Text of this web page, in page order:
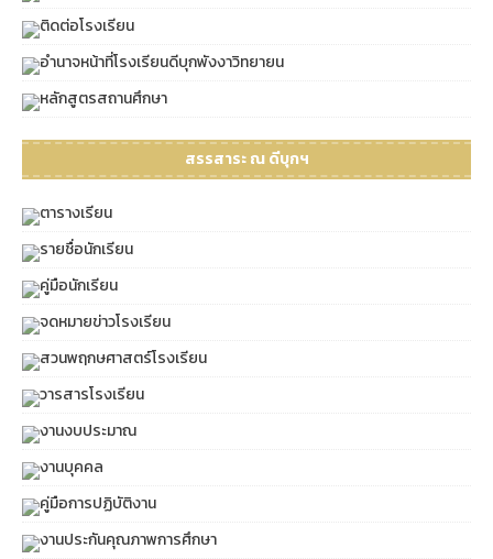
ติดต่อโรงเรียน
อำนาจหน้าที่โรงเรียนดีบุกพังงาวิทยายน
หลักสูตรสถานศึกษา
สรรสาระ ณ ดีบุกฯ
ตารางเรียน
รายชื่อนักเรียน
คู่มือนักเรียน
จดหมายข่าวโรงเรียน
สวนพฤกษศาสตร์โรงเรียน
วารสารโรงเรียน
งานงบประมาณ
งานบุคคล
คู่มือการปฏิบัติงาน
งานประกันคุณภาพการศึกษา